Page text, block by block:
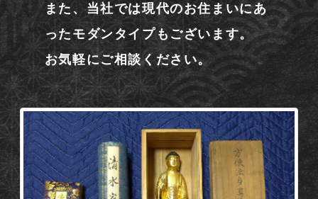
また、当社では現代のお住まいにあ
ったモダンタイプもございます。
お気軽にご相談ください。